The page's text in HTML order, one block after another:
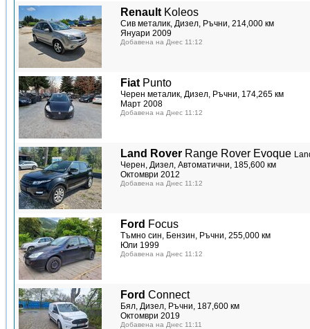
Renault Koleos
Сив металик, Дизел, Ръчни, 214,000 км
Януари 2009
Добавена на Днес 11:12
Fiat Punto
Черен металик, Дизел, Ръчни, 174,265 км
Март 2008
Добавена на Днес 11:12
Land Rover Range Rover Evoque
Черен, Дизел, Автоматични, 185,600 км
Октомври 2012
Добавена на Днес 11:12
Ford Focus
Тъмно син, Бензин, Ръчни, 255,000 км
Юли 1999
Добавена на Днес 11:12
Ford Connect
Бял, Дизел, Ръчни, 187,600 км
Октомври 2019
Добавена на Днес 11:11